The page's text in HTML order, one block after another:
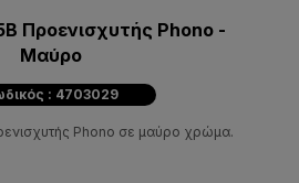
Προενισχυτής Phono -
Μαύρο
: 4703029
Phono σε μαύρο χρώμα.